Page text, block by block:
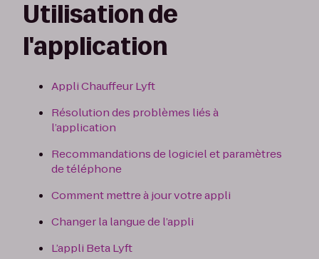
Utilisation de
l'application
Appli Chauffeur Lyft
Résolution des problèmes liés à
l’application
Recommandations de logiciel et paramètres
de téléphone
Comment mettre à jour votre appli
Changer la langue de l’appli
L’appli Beta Lyft